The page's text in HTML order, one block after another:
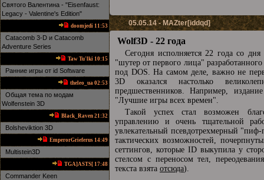
Святого Валентина - "Eisenfaust:
Legacy - Valentine's Edition"
doomjedi 11:53
Catacomb 3-D и Catacomb
Adventure Series
Taw Tu'lki 10:15
Ранние игры от id Software
theleo_ua 02:53
Общая тема по модам
Wolfenstein 3D
Black_Raven 21:32
Bolsheviktion 3D
EmperorGrieferus 14:49
Multistein3D
TGA]ASTS[ 17:48
Commander Keen
05.05.14 - MAZter[iddqd]
Wolf3D - 22 года
Сегодня исполняется 22 года со
"шутер от первого лица"
под DOS. На самом деле, важно не
3D оказался настолько
предшественников. Например,
"Лучшие игры всех времен".
Такой успех стал возможен
управлению и очень тщательной
увлекательный псевдотрехмерный
тактических возможностей,
сеттингов, которые ID выкупила у
стелсом с переносом тел,
текста взята отсюда).